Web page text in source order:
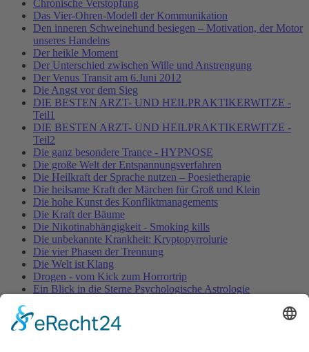
Chronische Verstopfung
Das Vier-Ohren-Modell der Kommunikation
Den inneren Schweinehund besiegen – Motivation, der Motor
unseres Handelns
Der heikle Moment
Der Unterschied zwischen Wille und Anstrengung
Der Venus Transit am 6.Juni 2012
Die Angst vor dem Sieg
DIE BESTEN ARZT- UND HEILPRAKTIKERWITZE -
Teil1
DIE BESTEN ARZT- UND HEILPRAKTIKERWITZE -
Teil2
Die ganz besondere Trance - HYPNOSE
Die große Welt der Entspannungsverfahren
Die Heilkraft der Sprache nutzen – Poesietherapie
Die heilsame Kraft der Märchen für Groß und Klein
Die hohe Kunst des Konfliktmanagements
Die Kraft der Bäume
Die Nikotinabhängigkeit - Smoking kills
Die unbekannte Krankheit: Kryptopyrrolurie
Die vier Phasen der Trennung
Die Welt ist Klang
Drogen - vom Kick zum Horrortrip
Ein Blick in die Sterne Psychologische Astrologie
ENTSPANNUNG PUR!
Fallbeschreibung aus der Entspannungspraxis – nervöse